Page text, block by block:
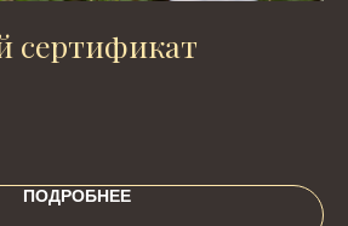
сертификат
ПОДРОБНЕЕ